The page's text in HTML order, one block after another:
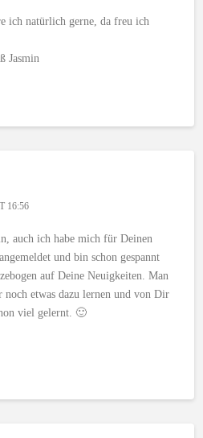
ich natürlich gerne, da freu ich
Jasmin
16:56
auch ich habe mich für Deinen
und bin schon gespannt
auf Deine Neuigkeiten. Man
noch etwas dazu lernen und von Dir
viel gelernt. 🙂